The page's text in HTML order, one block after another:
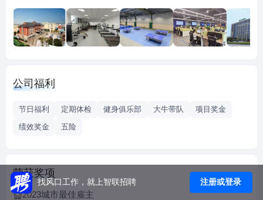
● 独家液冷技术，荣获国家科技进步一等奖
● 荣获国家高新技术企业、浙江省服务型制造示范企业等荣誉
公司福利
节日福利 定期体检 健身俱乐部 大牛带队
项目奖金
绩效奖金
五险
荣获奖项
2023城市最佳雇主
找风口工作，就上智联招聘 注册或登录